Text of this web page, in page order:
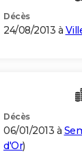
Décès
24/08/2013 à
Décès
06/01/2013 à
d'Or)